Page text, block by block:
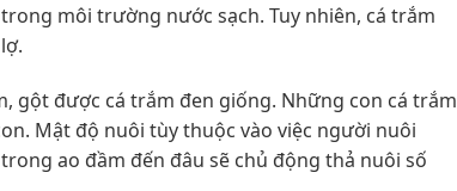
môi trường nước sạch. Tuy nhiên, cá trắm
gột được cá trắm đen giống. Những con cá trắm
Mật độ nuôi tùy thuộc vào việc người nuôi
ao đầm đến đâu sẽ chủ động thả nuôi số